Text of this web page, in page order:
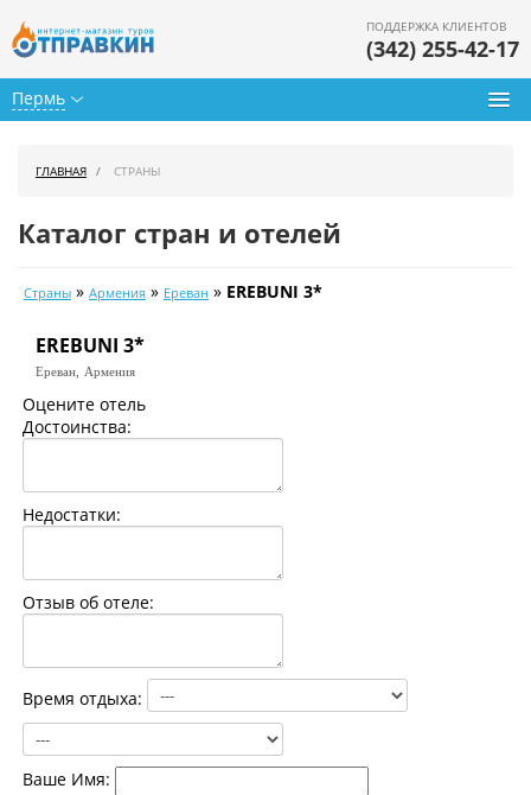
Пермь
ПОДДЕРЖКА КЛИЕНТОВ
(342) 255-42-17
Календарь туров
Цены дня
Страны
ГЛАВНАЯ СТРАНЫ
Каталог стран и отелей
Страны » Армения » Ереван » EREBUNI 3*
EREBUNI 3*
Ереван, Армения
Оцените отель
Достоинства:
Недостатки:
Отзыв об отеле:
Время отдыха:
Ваше Имя: